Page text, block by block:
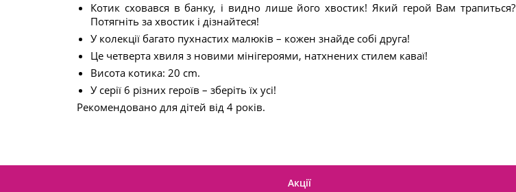
Котик сховався в банку, і видно лише його хвостик! Який герой Вам трапиться?
Потягніть за хвостик і дізнайтеся!
У колекції багато пухнастих малюків – кожен знайде собі друга!
Це четверта хвиля з новими мінігероями, натхнених стилем каваї!
Висота котика: 20 cm.
У серії 6 різних героїв – зберіть їх усі!
Рекомендовано для дітей від 4 років.
Акції